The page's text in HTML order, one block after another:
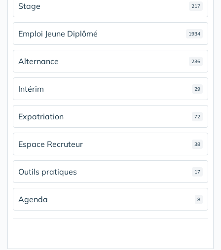
Stage 217
Emploi Jeune Diplômé 1934
Alternance 236
Intérim 29
Expatriation 72
Espace Recruteur 38
Outils pratiques 17
Agenda 8